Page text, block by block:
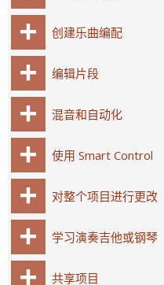
创建乐曲编配
编辑片段
混音和自动化
使用 Smart Control
对整个项目进行更改
学习演奏吉他或钢琴
共享项目